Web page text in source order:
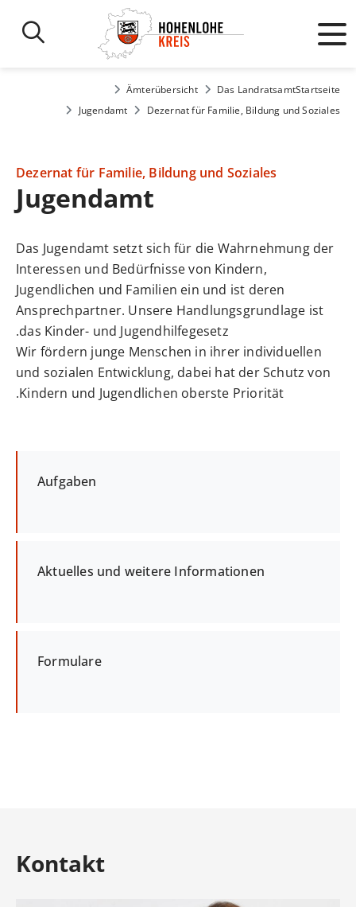
Startseite
Das Landratsamt
Ämterübersicht
Dezernat für Familie, Bildung und Soziales
Jugendamt
Dezernat für Familie, Bildung und Soziales
Jugendamt
Das Jugendamt setzt sich für die Wahrnehmung der
Interessen und Bedürfnisse von Kindern,
Jugendlichen und Familien ein und ist deren
Ansprechpartner. Unsere Handlungsgrundlage ist
das Kinder- und Jugendhilfegesetz.
Wir fördern junge Menschen in ihrer individuellen
und sozialen Entwicklung, dabei hat der Schutz von
Kindern und Jugendlichen oberste Priorität.
Aufgaben
Aktuelles und weitere Informationen
Formulare
Kontakt